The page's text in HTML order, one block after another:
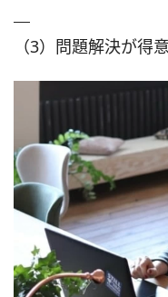
（3）問題解決が得意